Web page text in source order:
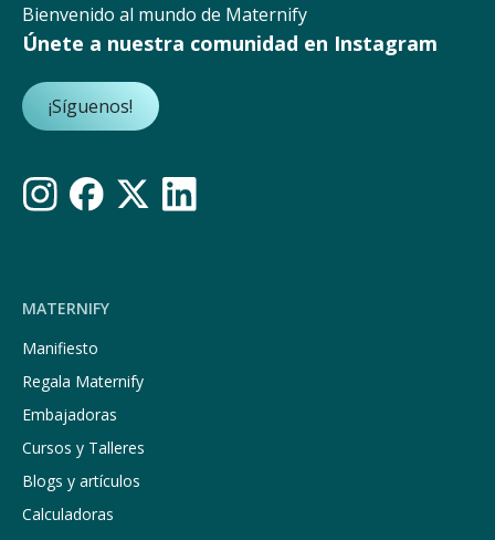
Bienvenido al mundo de Maternify
Únete a nuestra comunidad en Instagram
¡Síguenos!
MATERNIFY
Manifiesto
Regala Maternify
Embajadoras
Cursos y Talleres
Blogs y artículos
Calculadoras